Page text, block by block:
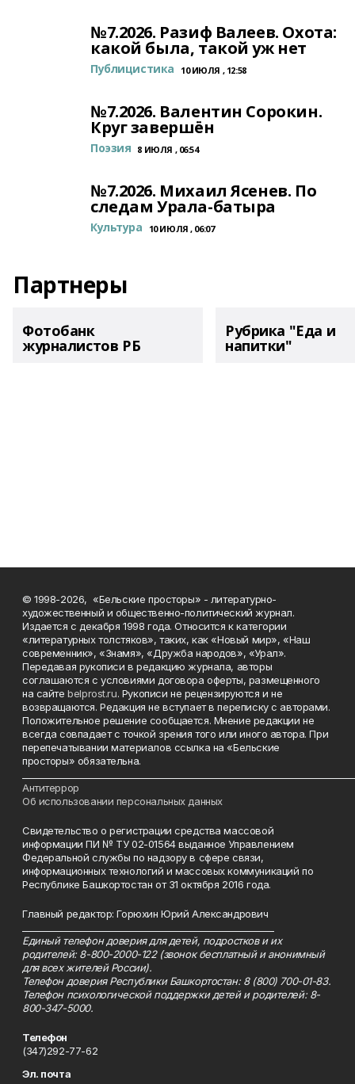
№7.2026. Разиф Валеев. Охота:
какой была, такой уж нет
Публицистика 10 ИЮЛЯ , 12:58
№7.2026. Валентин Сорокин.
Круг завершён
Поэзия 8 ИЮЛЯ , 06:54
№7.2026. Михаил Ясенев. По
следам Урала-батыра
Культура 10 ИЮЛЯ , 06:07
Партнеры
Фотобанк
журналистов РБ
Рубрика "Еда и
напитки"
© 1998-2026, «Бельские просторы» - литературно-
художественный и общественно-политический журнал.
Издается с декабря 1998 года. Относится к категории
«литературных толстяков», таких, как «Новый мир», «Наш
современник», «Знамя», «Дружба народов», «Урал».
Передавая рукописи в редакцию журнала, авторы
соглашаются с условиями договора оферты, размещенного
на сайтеbelprost.ru. Рукописи не рецензируются и не
возвращаются. Редакция не вступает в переписку с авторами.
Положительное решение сообщается. Мнение редакции не
всегда совпадает с точкой зрения того или иного автора. При
перепечатывании материалов ссылка на «Бельские
просторы» обязательна.
Антитеррор
Об использовании персональных данных
Свидетельство о регистрации средства массовой
информации ПИ № ТУ 02-01564 выданное Управлением
Федеральной службы по надзору в сфере связи,
информационных технологий и массовых коммуникаций по
Республике Башкортостан от 31 октября 2016 года.
Главный редактор: Горюхин Юрий Александрович
Единый телефон доверия для детей, подростков и их
родителей: 8-800-2000-122 (звонок бесплатный и анонимный
для всех жителей России).
Телефон доверия Республики Башкортостан: 8 (800) 700-01-83.
Телефон психологической поддержки детей и родителей: 8-
800-347-5000.
Телефон
(347)292-77-62
Эл. почта